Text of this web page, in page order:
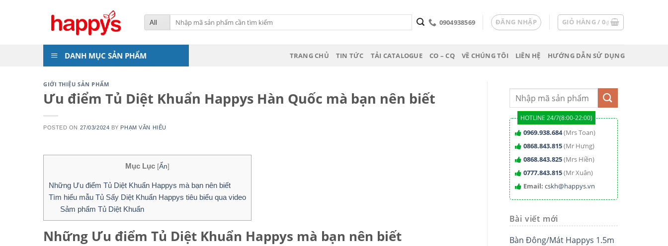
Tìm
kiếm:
0904938569 ĐĂNG NHẬP GIỎ HÀNG /0₫
DANH MỤC SẢN PHẨM TRANG CHỦ TIN TỨC TẢI CATALOGUE CO – CQ VỀ CHÚNG TÔI LIÊN HỆ HƯỚNG DẪN SỬ DỤNG
GIỚI THIỆU SẢN PHẨM
Ưu điểm Tủ Diệt Khuẩn Happys Hàn Quốc mà bạn nên biết
POSTED ON 27/03/2024 BY PHẠM VĂN HIẾU
Mục Lục [Ẩn]
Những Ưu điểm Tủ Diệt Khuẩn Happys mà bạn nên biết
Tìm hiểu mẫu Tủ Sấy Diệt Khuẩn Happys tiêu biểu qua video
Sảm phẩm Tủ Diệt Khuẩn
Những Ưu điểm Tủ Diệt Khuẩn Happys mà bạn nên biết
HOTLINE 24/7(8:00-22:00)
0969.938.684(Mrs Toan)
0868.843.815(Mr Hưng)
0868.843.825(Mrs Hiền)
0777.843.815(Mr Xuân)
Email: cskh@happys.vn
Bài viết mới
Bàn Đông/Mát Happys 1.5m